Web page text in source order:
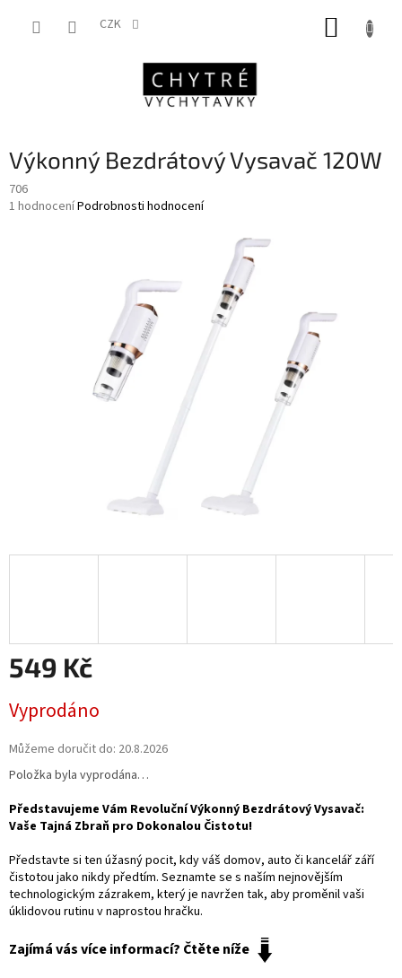
CZK
Výkonný Bezdrátový Vysavač 120W
706
Průměrné
1 hodnoceníPodrobnosti hodnocení
549 Kč
cena:
Vyprodáno
Můžeme doručit do: 20.8.2026
Položka byla vyprodána…
Představujeme Vám Revoluční Výkonný Bezdrátový Vysavač:
Vaše Tajná Zbraň pro Dokonalou Čistotu!
Představte si ten úžasný pocit, kdy váš domov, auto či kancelář září
čistotou jako nikdy předtím. Seznamte se s naším nejnovějším
technologickým zázrakem, který je navržen tak, aby proměnil vaši
úklidovou rutinu v naprostou hračku.
Zajímá vás více informací? Čtěte níže